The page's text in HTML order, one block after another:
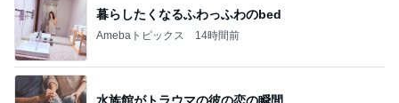
暮らしたくなるふわっふわのbed
Amebaトピックス 14時間前
水族館がトラウマの彼の恋の瞬間